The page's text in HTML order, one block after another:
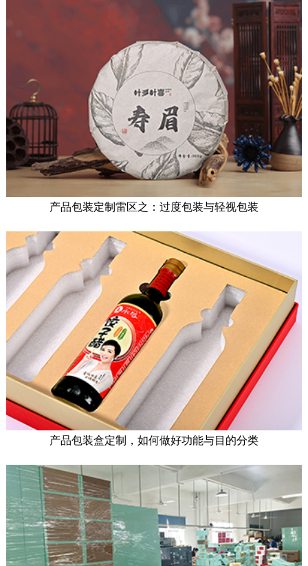
产品包装定制雷区之：过度包装与轻视包装
产品包装盒定制，如何做好功能与目的分类